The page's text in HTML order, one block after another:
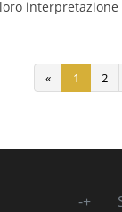
« 1 2
+
-